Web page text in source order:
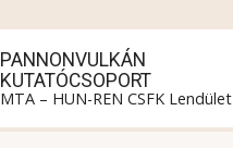
PANNONVULKÁN
KUTATÓCSOPORT
MTA – HUN-REN CSFK Lendület